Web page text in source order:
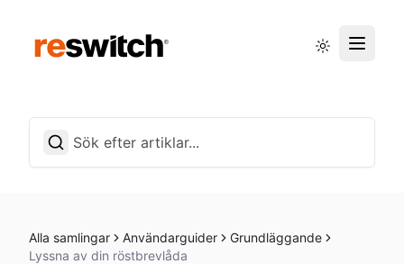
Svenska
Alla samlingar Användarguider
Grundläggande
Lyssna av din röstbrevlåda